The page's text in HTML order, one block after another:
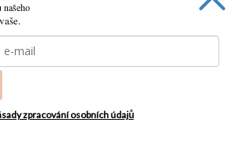
abychom vám umožnili pohodlné
díky analýze webu neustále zlepšovat
a použitelnost.
našeho
zpracování osobních údajů